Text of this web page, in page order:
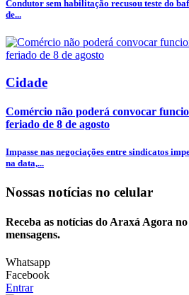
Condutor sem habilitação recusou teste do
de...
Cidade
Comércio não poderá convocar
feriado de 8 de agosto
Impasse nas negociações entre sindicatos
na data,...
Nossas notícias no celular
Receba as notícias do Araxá Agora
mensagens.
Whatsapp
Facebook
Entrar